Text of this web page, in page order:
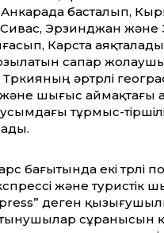
басталып,
Эрзинджан және
Карста
сапар
әртүрлі
және шығыс аймақтағы
тұрмыс-
бағытында екі түрлі
және туристік
деген
сұранысын